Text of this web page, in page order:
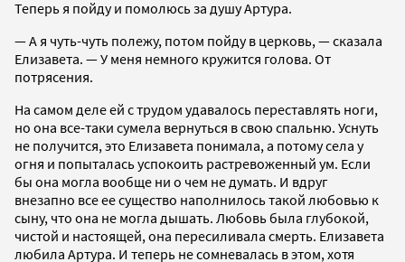
Теперь я пойду и помолюсь за душу Артура.
— А я чуть-чуть полежу, потом пойду в церковь, — сказала
Елизавета. — У меня немного кружится голова. От
потрясения.
На самом деле ей с трудом удавалось переставлять ноги,
но она все-таки сумела вернуться в свою спальню. Уснуть
не получится, это Елизавета понимала, а потому села у
огня и попыталась успокоить растревоженный ум. Если
бы она могла вообще ни о чем не думать. И вдруг
внезапно все ее существо наполнилось такой любовью к
сыну, что она не могла дышать. Любовь была глубокой,
чистой и настоящей, она пересиливала смерть. Елизавета
любила Артура. И теперь не сомневалась в этом, хотя